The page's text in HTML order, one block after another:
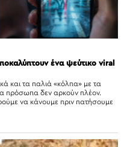
ένα ψεύτικο viral
και τα παλιά «κόλπα» με τα
πρόσωπα δεν αρκούν πλέον.
να κάνουμε πριν πατήσουμε